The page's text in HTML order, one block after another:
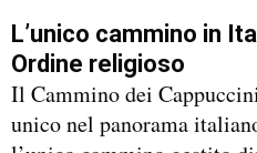
L’unico cammino in
Ordine religioso
Il Cammino dei
unico nel panorama